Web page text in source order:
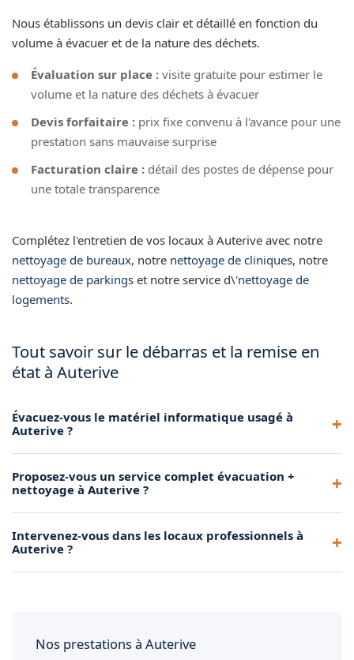
Nous établissons un devis clair et détaillé en fonction du
volume à évacuer et de la nature des déchets.
Évaluation sur place : visite gratuite pour estimer le
volume et la nature des déchets à évacuer
Devis forfaitaire : prix fixe convenu à l'avance pour une
prestation sans mauvaise surprise
Facturation claire : détail des postes de dépense pour
une totale transparence
Complétez l'entretien de vos locaux à Auterive avec notre
nettoyage de bureaux, notre nettoyage de cliniques, notre
nettoyage de parkings et notre service d\'nettoyage de
logements.
Tout savoir sur le débarras et la remise en
état à Auterive
Évacuez-vous le matériel informatique usagé à
Auterive ?
informatique vers les filières DEEE agréées à Auterive.
Proposez-vous un service complet évacuation +
nettoyage à Auterive ?
déchets et le nettoyage complet du local à Auterive en une
Intervenez-vous dans les locaux professionnels à
Auterive ?
Nos prestations à Auterive